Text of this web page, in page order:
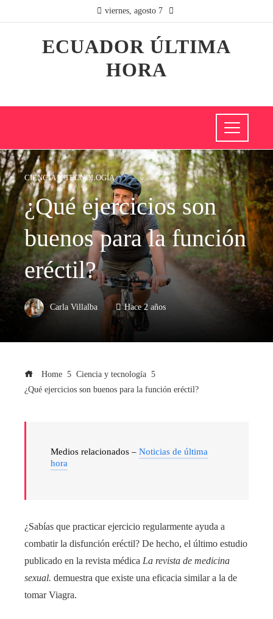
viernes, agosto 7
ECUADOR ÚLTIMA
HORA
CIENCIA Y TECNOLOGÍA
¿Qué ejercicios son
buenos para la función
eréctil?
Carla Villalba Hace 2 años
Home
Ciencia y tecnología
¿Qué ejercicios son buenos para la función eréctil?
Medios relacionados – Noticias de última
hora
¿Sabías que practicar ejercicio regularmente ayuda a
combatir la disfunción eréctil? De hecho, el último estudio
publicado en la revista médica La revista de medicina
sexual. demuestra que existe una eficacia similar a la de
tomar Viagra.